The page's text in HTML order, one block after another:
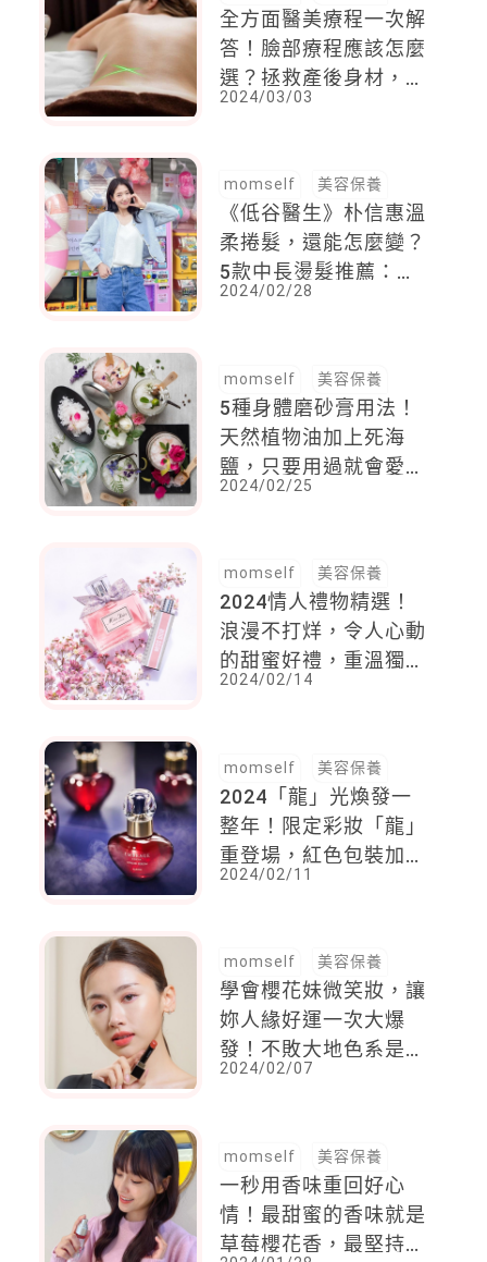
全方面醫美療程一次解
答！臉部療程應該怎麼
選？拯救產後身材，就
從這裡下手
2024/03/03
momself 美容保養
《低谷醫生》朴信惠溫
柔捲髮，還能怎麼變？
5款中長燙髮推薦：層
次燙、輪廓捲，顯小臉
2024/02/28
momself 美容保養
5種身體磨砂膏用法！
天然植物油加上死海
鹽，只要用過就會愛上
的咕溜感，「沒時間」
2024/02/25
momself 美容保養
2024情人禮物精選！
浪漫不打烊，令人心動
的甜蜜好禮，重溫獨一
無二的戀愛時光！
2024/02/14
momself 美容保養
2024「龍」光煥發一
整年！限定彩妝「龍」
重登場，紅色包裝加上
吉祥圖騰，送禮自用都
2024/02/11
momself 美容保養
學會櫻花妹微笑妝，讓
妳人緣好運一次大爆
發！不敗大地色系是首
選，腮紅疊上這一層蘋
2024/02/07
momself 美容保養
一秒用香味重回好心
情！最甜蜜的香味就是
草莓櫻花香，最堅持友